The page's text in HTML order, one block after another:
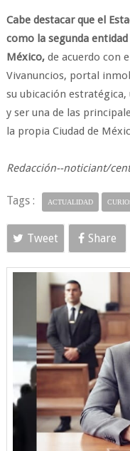
Cabe destacar que el
como la segunda
México, de acuerdo con
Vivanuncios, portal
su ubicación
y ser una de las
la propia Ciudad de
Redacción--noticiant/
Tags : ACTUALIDAD
Tweet Share